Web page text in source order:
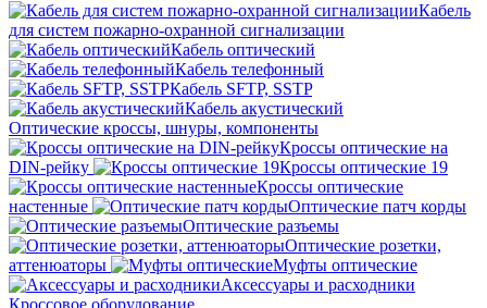
Кабель
для систем пожарно-охранной сигнализации
Кабель оптический
Кабель телефонный
Кабель SFTP, SSTP
Кабель акустический
Оптические кроссы, шнуры, компоненты
Кроссы оптические на
DIN-рейку
Кроссы оптические 19
Кроссы оптические
настенные
Оптические патч корды
Оптические разъемы
Оптические розетки,
аттенюаторы
Муфты оптические
Аксессуары и расходники
Кроссовое оборудование